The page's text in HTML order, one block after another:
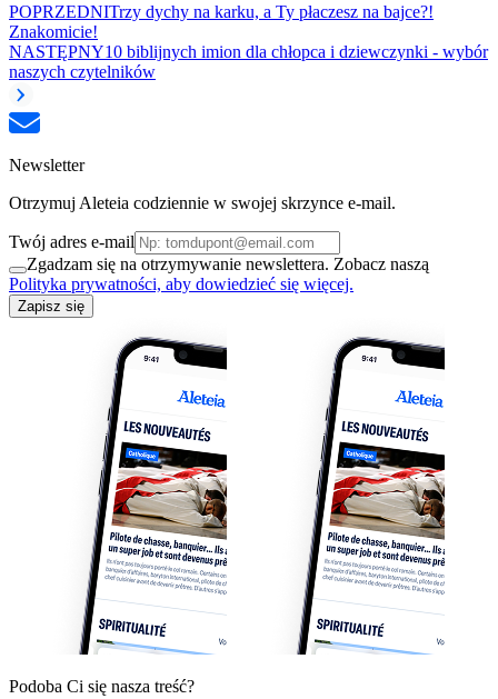
POPRZEDNITrzy dychy na karku, a Ty płaczesz na bajce?!
Znakomicie!
NASTĘPNY10 biblijnych imion dla chłopca i dziewczynki - wybór
naszych czytelników
Newsletter
Otrzymuj Aleteia codziennie w swojej skrzynce e-mail.
Twój adres e-mail
Zgadzam się na otrzymywanie newslettera. Zobacz naszą
Polityka prywatności, aby dowiedzieć się więcej.
Zapisz się
Podoba Ci się nasza treść?